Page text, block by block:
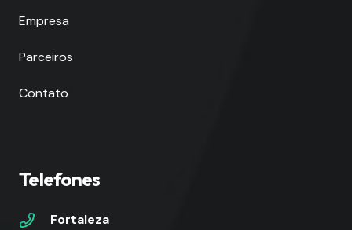
Empresa
Parceiros
Contato
Telefones
Fortaleza